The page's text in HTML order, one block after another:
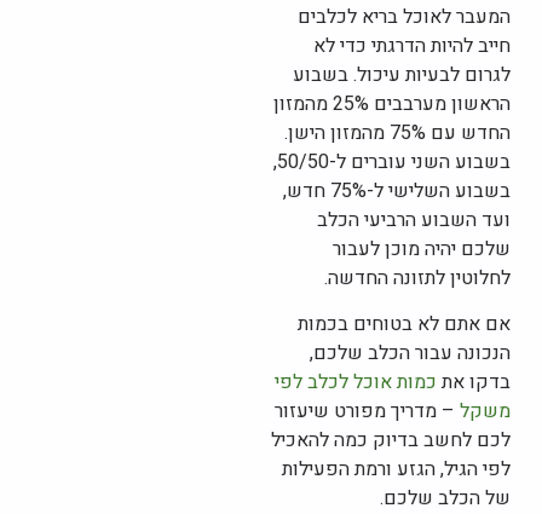
המעבר לאוכל בריא לכלבים
חייב להיות הדרגתי כדי לא
לגרום לבעיות עיכול. בשבוע
הראשון מערבבים 25% מהמזון
החדש עם 75% מהמזון הישן.
בשבוע השני עוברים ל-50/50,
בשבוע השלישי ל-75% חדש,
ועד השבוע הרביעי הכלב
שלכם יהיה מוכן לעבור
לחלוטין לתזונה החדשה.
אם אתם לא בטוחים בכמות
הנכונה עבור הכלב שלכם,
בדקו אתכמות אוכל לכלב לפי
משקל – מדריך מפורט שיעזור
לכם לחשב בדיוק כמה להאכיל
לפי הגיל, הגזע ורמת הפעילות
של הכלב שלכם.